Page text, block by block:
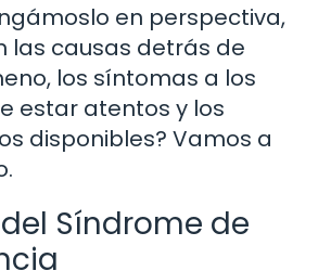
en perspectiva,
las causas detrás de
los síntomas a los
estar atentos y los
disponibles? Vamos a
Síndrome de